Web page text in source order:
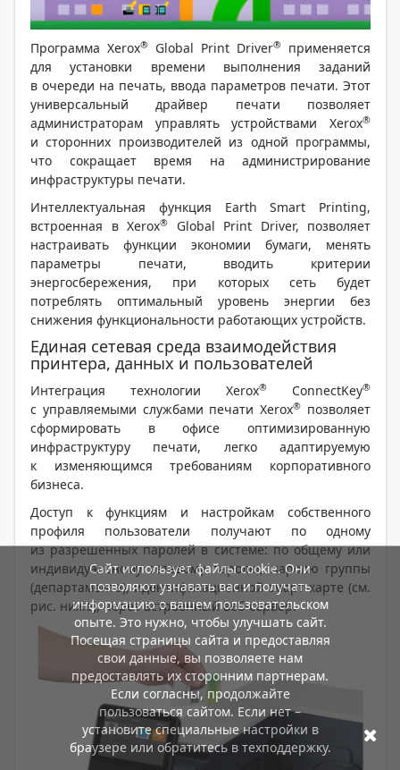
Программа Xerox® Global Print Driver®
применяется
для установки времени выполнения заданий
в очереди на печать, ввода параметров печати. Этот
универсальный драйвер печати позволяет
администраторам управлять устройствами Xerox®
и сторонних производителей из одной программы,
что сокращает время на администрирование
инфраструктуры печати.
Интеллектуальная функция Earth Smart Printing,
встроенная в Xerox®
Global Print Driver, позволяет
настраивать функции экономии бумаги, менять
параметры печати, вводить критерии
энергосбережения, при которых сеть будет
потреблять оптимальный уровень энергии без
снижения функциональности работающих устройств.
Единая сетевая среда взаимодействия
принтера, данных и пользователей
Интеграция технологии Xerox® ConnectKey®
с управляемыми службами печати Xerox® позволяет
сформировать в офисе оптимизированную
инфраструктуру печати, легко адаптируемую
к изменяющимся требованиям корпоративного
бизнеса.
Доступ к функциям и настройкам собственного
профиля пользователи получают по одному
из разрешенных паролей в системе: по общему или
индивидуальному сетевому паролю, паролю группы
(департамента), идентификационной смарт-карте (см.
рис. ниже), через встроенный веб-сервер.
Сайт использует файлы cookie. Они
позволяют узнавать вас и получать
информацию о вашем пользовательском
опыте. Это нужно, чтобы улучшать сайт.
Посещая страницы сайта и предоставляя
свои данные, вы позволяете нам
предоставлять их сторонним партнерам.
Если согласны, продолжайте
пользоваться сайтом. Если нет –
установите специальные настройки в
браузере или обратитесь в техподдержку.